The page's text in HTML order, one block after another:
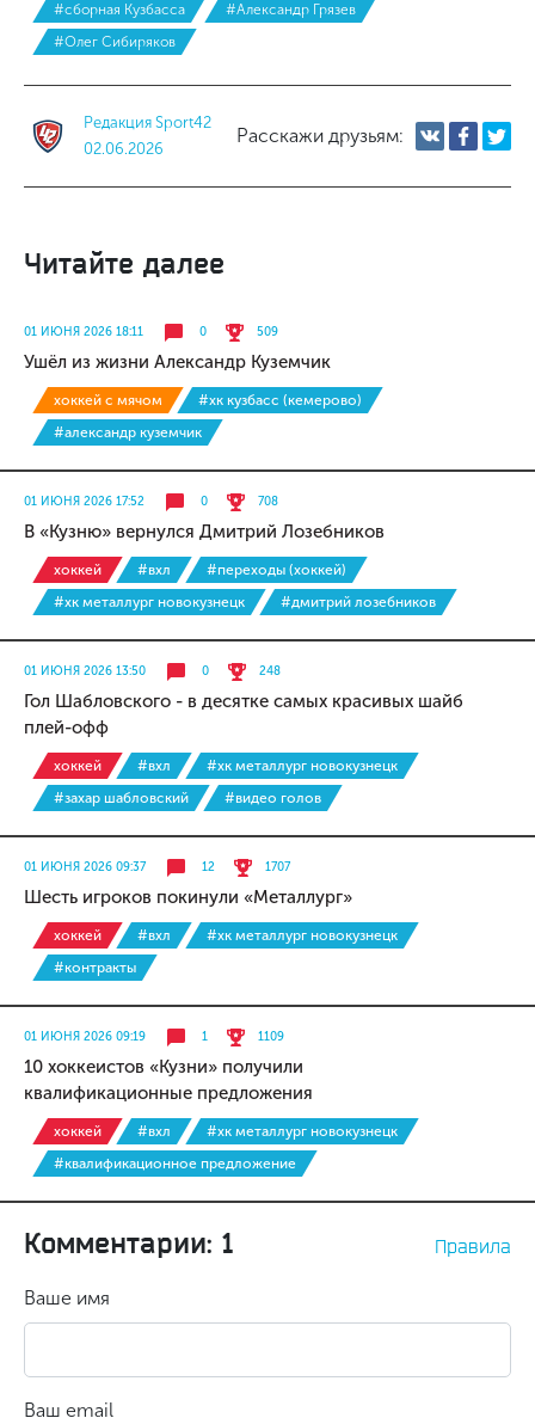
#сборная Кузбасса
#Александр Грязев
#Олег Сибиряков
Редакция Sport42
02.06.2026
Расскажи друзьям:
Читайте далее
01 ИЮНЯ 2026 18:11 0 509
Ушёл из жизни Александр Куземчик
хоккей с мячом
#хк кузбасс (кемерово)
#александр куземчик
01 ИЮНЯ 2026 17:52 0 708
В «Кузню» вернулся Дмитрий Лозебников
хоккей #вхл
#переходы (хоккей)
#хк металлург новокузнецк
#дмитрий лозебников
01 ИЮНЯ 2026 13:50 0 248
Гол Шабловского - в десятке самых красивых шайб
плей-офф
хоккей #вхл
#хк металлург новокузнецк
#захар шабловский
#видео голов
01 ИЮНЯ 2026 09:37 12 1707
Шесть игроков покинули «Металлург»
хоккей #вхл
#хк металлург новокузнецк
#контракты
01 ИЮНЯ 2026 09:19 1 1109
10 хоккеистов «Кузни» получили
квалификационные предложения
хоккей #вхл
#хк металлург новокузнецк
#квалификационное предложение
Комментарии: 1 Правила
Ваше имя
Ваш email